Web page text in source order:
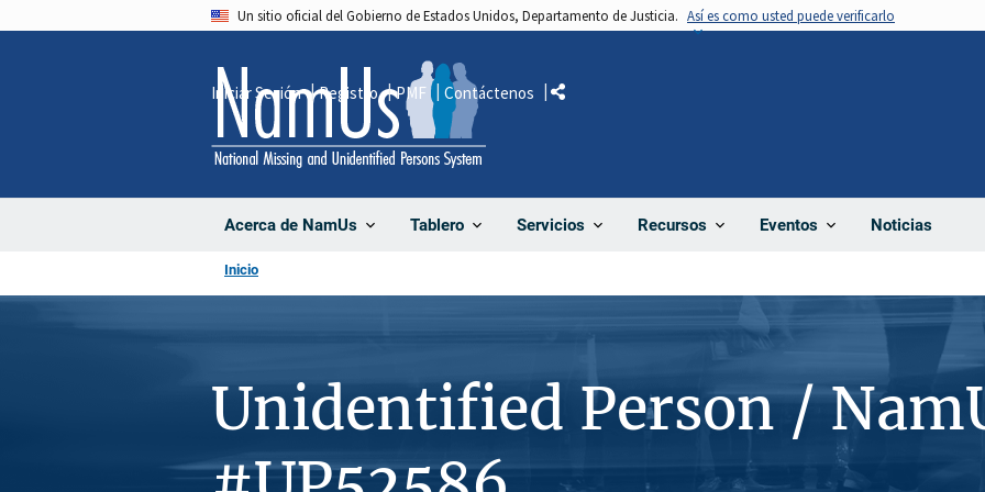
Un sitio oficial del Gobierno de Estados Unidos, Departamento de Justicia. Así es como usted puede verificarlo
Acerca de NamUs Tablero Servicios Recursos Eventos Noticias
Iniciar Sesión Registro PMF Contáctenos Comparte
Inicio
Unidentified Person /